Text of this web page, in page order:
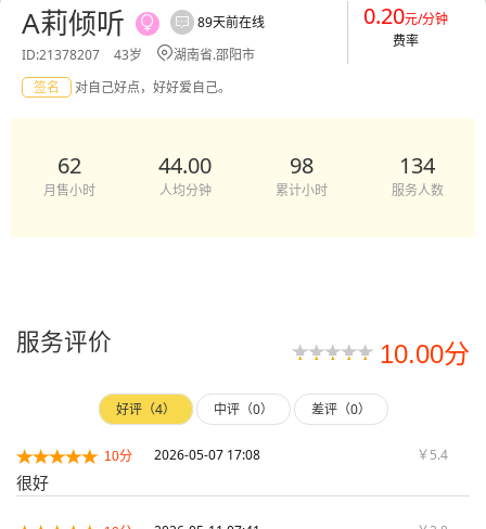
A莉倾听  
89天前在线
ID:21378207
43岁 湖南省.邵阳市
0.20元/分钟
费率
签名 对自己好点，好好爱自己。
62
月售小时
44.00
人均分钟
98
累计小时
134
服务人数
服务评价 10.00分
好评（4） 中评（0） 差评（0）
10分 2026-05-07 17:08 ￥5.4
很好